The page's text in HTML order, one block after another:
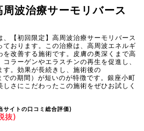
周波治療サーモリバース
【初回限定】高周波治療サーモリバース
ております。この治療は、高周波エネルギ
を改善する施術です。皮膚の奥深くまで高
ラーゲンやエラスチンの再生を促進し、
す。効果が長続きし、施術後の
の期間）が短いのが特徴です。銀座小町
さにこだわったこの施術をぜひお試しく
サイトの口コミ総合評価)
抜)